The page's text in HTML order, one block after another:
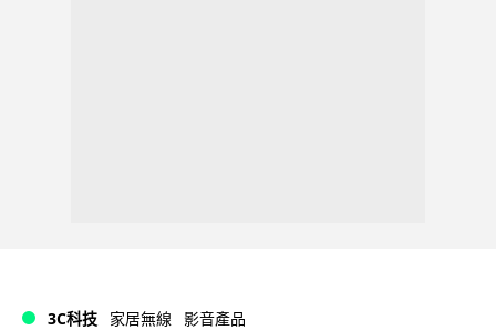
3C科技 家居無線 影音產品